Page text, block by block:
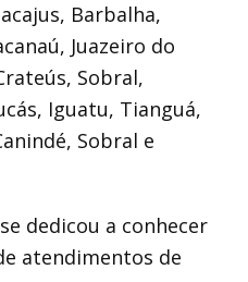
Barbalha,
Juazeiro do
Sobral,
Iguatu, Tianguá,
Sobral e
dedicou a conhecer
atendimentos de